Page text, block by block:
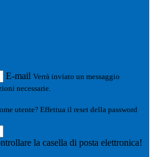
E-mail Verrà inviato un messaggio
necessarie.
utente? Effettua il reset della password
la casella di posta elettronica!